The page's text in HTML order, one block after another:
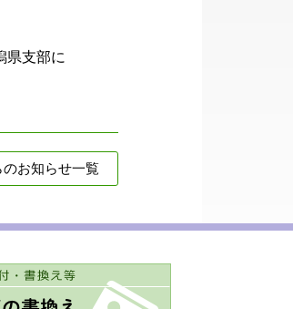
県支部に
お知らせ一覧